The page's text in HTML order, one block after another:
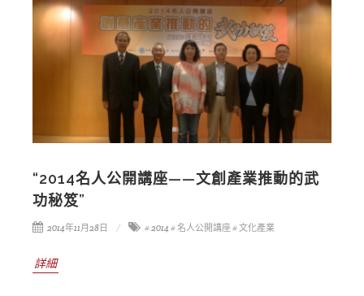
“2014名人公開講座——文創產業推動的武
功秘笈”
2014年11月28日 # 2014# 名人公開講座# 文化產業
詳細